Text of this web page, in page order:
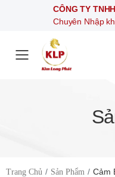
CÔNG TY TNHH
Chuyên Nhập khẩu và
Toggle
Trang Chủ Sản Phẩm Cảm